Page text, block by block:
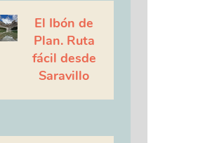
El Ibón de
Plan. Ruta
fácil desde
Saravillo